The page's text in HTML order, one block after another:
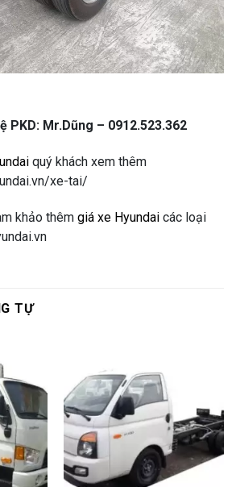
PKD: Mr.Dũng – 0912.523.362
quý khách xem thêm
xe-tai/
khảo thêm giá xe Hyundai các loại
TỰ